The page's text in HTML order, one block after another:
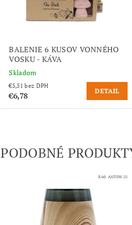
BALENIE 6 KUSOV VONNÉHO
VOSKU - KÁVA
Skladom
€5,51 bez DPH
€6,78 DETAIL
PODOBNÉ
Kód: AATOM-21